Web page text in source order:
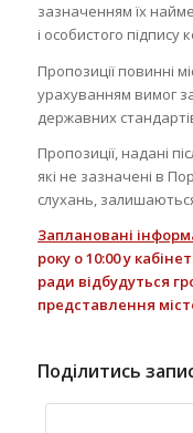
зазначенням їх
і особистого підпису
Пропозиції повинні
урахуванням вимог
державних
Пропозиції, надані
які не зазначені в
слухань,
Заплановані
року о 10:00 у
ради відбудуться
представлення
Поділитись